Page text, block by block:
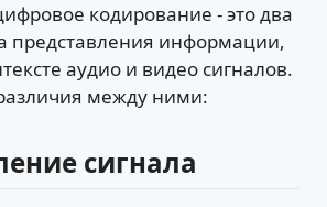
кодирование - это два
представления информации,
аудио и видео сигналов.
между ними:
сигнала